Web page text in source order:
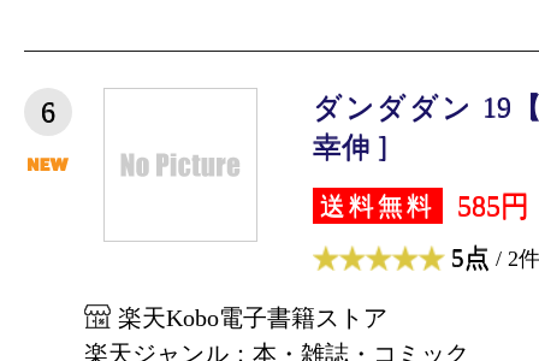
6
ダンダダン 19
幸伸 ]
送料無料 585円
5点 / 2件
楽天Kobo電子書籍ストア
楽天ジャンル：本・雑誌・コミック